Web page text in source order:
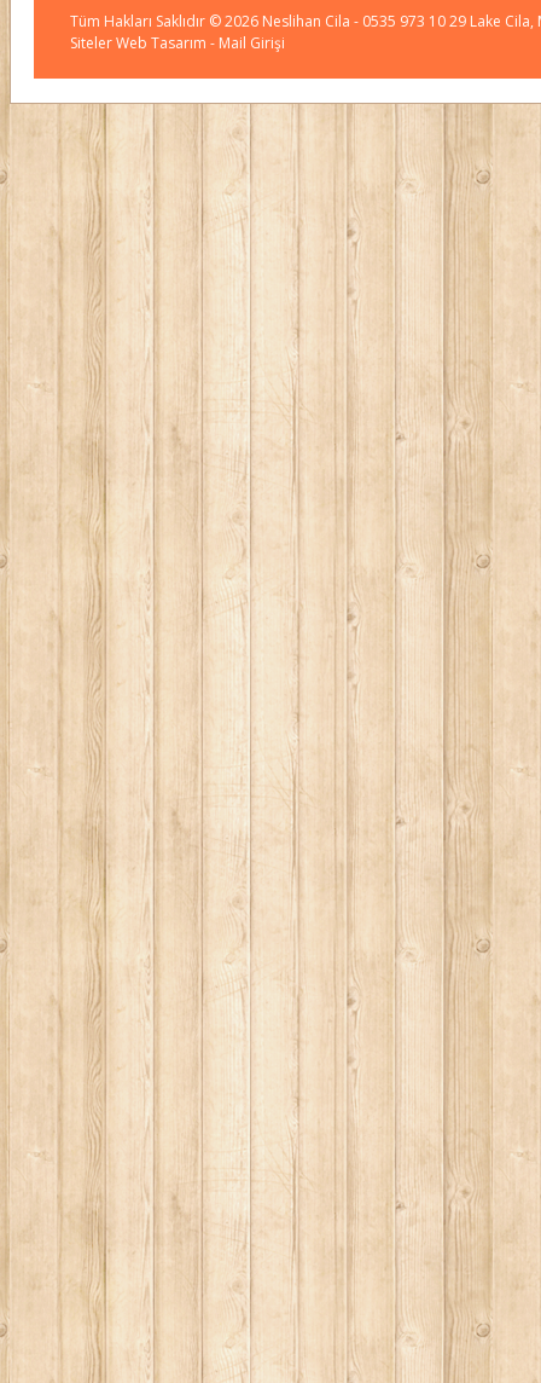
Tüm Hakları Saklıdır © 2026 Neslihan Cila - 0535 973 10 29 Lake
Siteler Web Tasarım - Mail Girişi